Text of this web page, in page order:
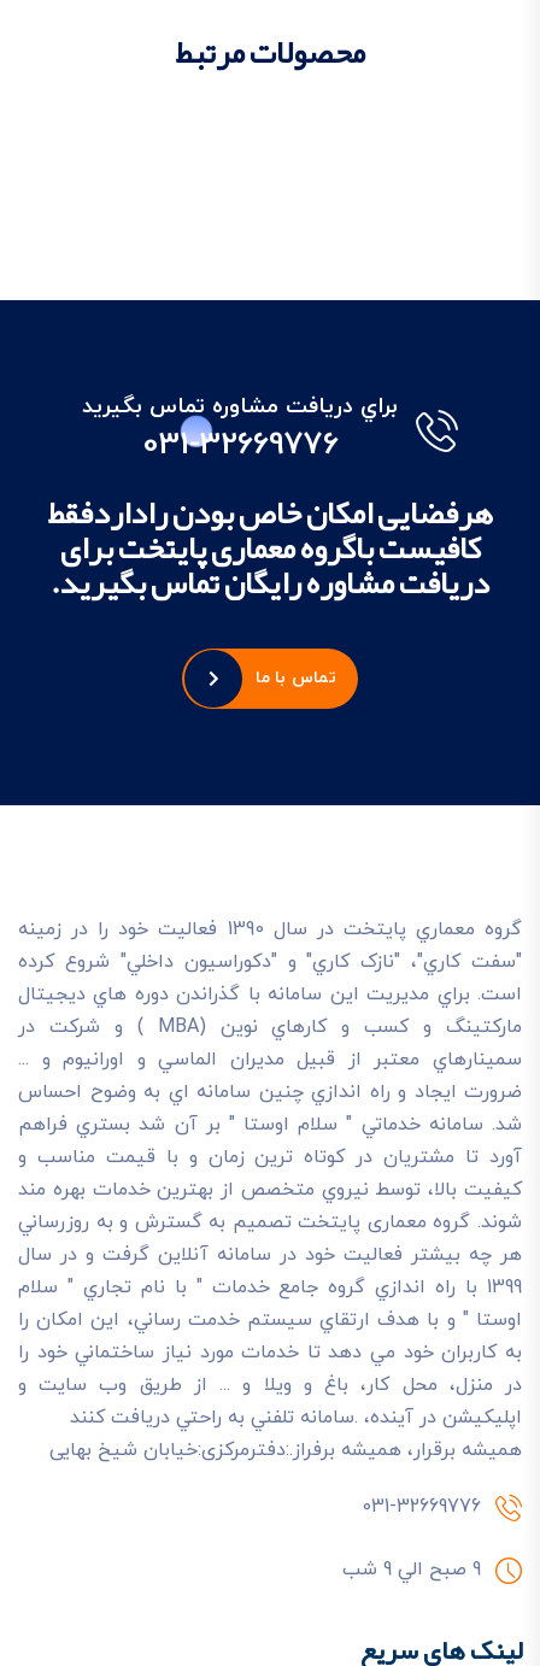
محصولات مرتبط
براي دريافت مشاوره تماس بگيريد
031-32669776
هرفضایی امکان خاص بودن راداردفقط
کافیست باگروه معماری پایتخت برای
دریافت مشاوره رایگان تماس بگیرید.
تماس با ما
گروه معماري پايتخت در سال 1390 فعاليت خود را در زمينه
"سفت کاري"، "نازک کاري" و "دکوراسيون داخلي" شروع کرده
است. براي مديريت اين سامانه با گذراندن دوره هاي ديجيتال
مارکتينگ و کسب و کارهاي نوين (MBA ) و شرکت در
سمينارهاي معتبر از قبيل مديران الماسي و اورانيوم و ...
ضرورت ايجاد و راه اندازي چنين سامانه اي به وضوح احساس
شد. سامانه خدماتي " سلام اوستا " بر آن شد بستري فراهم
آورد تا مشتريان در کوتاه ترين زمان و با قيمت مناسب و
کيفيت بالا، توسط نيروي متخصص از بهترين خدمات بهره مند
شوند. گروه معماری پایتخت تصميم به گسترش و به روزرساني
هر چه بيشتر فعاليت خود در سامانه آنلاين گرفت و در سال
1399 با راه اندازي گروه جامع خدمات " با نام تجاري " سلام
اوستا " و با هدف ارتقاي سيستم خدمت رساني، اين امکان را
به کاربران خود مي دهد تا خدمات مورد نياز ساختماني خود را
در منزل، محل کار، باغ و ويلا و ... از طريق وب سايت و
اپليکيشن در آينده، .سامانه تلفني به راحتي دريافت کنند
هميشه برقرار، هميشه برفراز.:دفترمرکزی:خیابان شیخ بهایی
031-32669776
9 صبح الي 9 شب
لینک های سریع